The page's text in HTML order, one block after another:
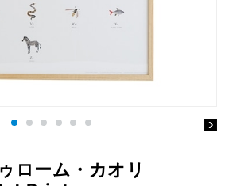
ローム・カオリ